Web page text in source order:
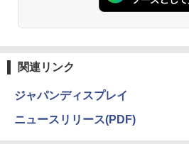
関連リンク
ジャパンディスプレイ
ニュースリリース(PDF)